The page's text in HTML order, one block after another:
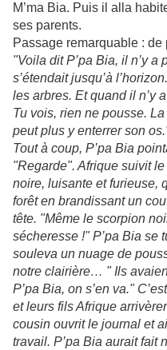
M’ma Bia. Puis il alla
ses parents.
Passage remarquable : de
"Voila dit P’pa Bia, il n’y a
s’étendait jusqu’à
les arbres. Et quand il n’y
Tu vois, rien ne pousse.
peut plus y enterrer son
Tout à coup, P’pa Bia
"Regarde". Afrique suivit
noire, luisante et furieuse,
forêt en brandissant un
tête. "Même le scorpion
sécheresse !" P’pa Bia se
souleva un nuage de
notre clairière… " Ils
P’pa Bia, on s’en va."
et leurs fils Afrique
cousin ouvrit le journal et
travail. P’pa Bia aurait fait